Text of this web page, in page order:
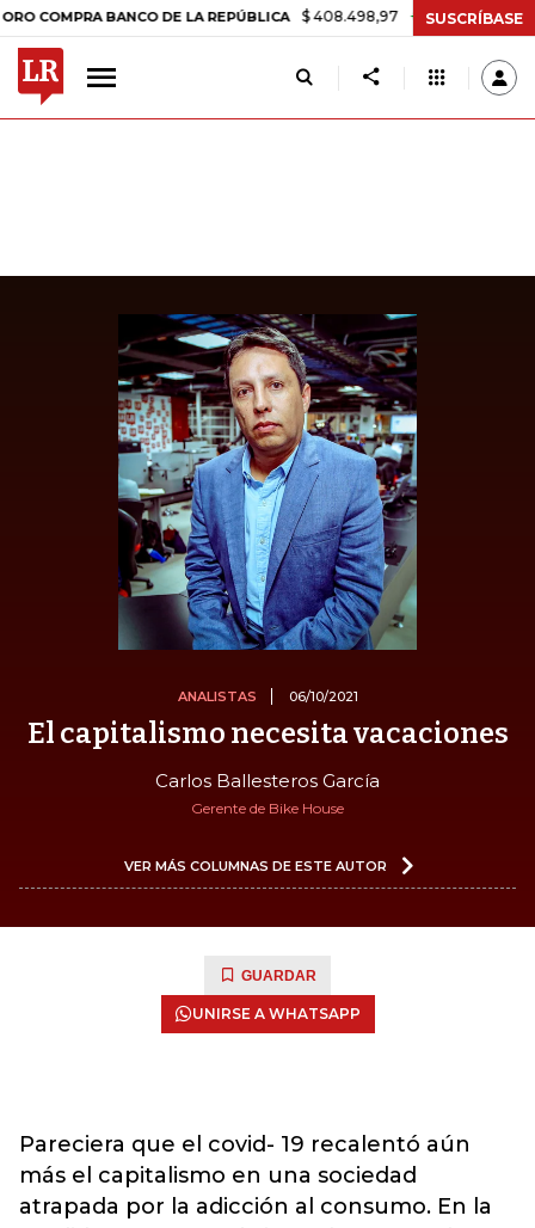
BANCO DE LA REPÚBLICA $ 408.498,97 +$ 8.753,81 +2,19%
SUSCRÍBASE
ANALISTAS 06/10/2021
El capitalismo necesita vacaciones
Carlos Ballesteros García
Gerente de Bike House
VER MÁS COLUMNAS DE ESTE AUTOR
GUARDAR
UNIRSE A WHATSAPP
Pareciera que el covid- 19 recalentó aún
más el capitalismo en una sociedad
atrapada por la adicción al consumo. En la